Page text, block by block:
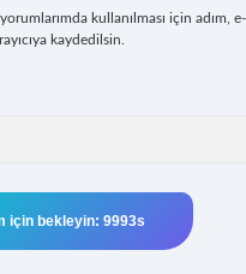
kullanılması için adım,
kaydedilsin.